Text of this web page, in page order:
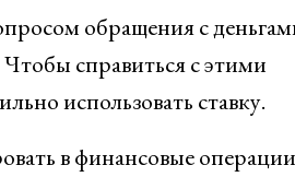
обращения с
справиться с этими
использовать ставку.
в финансовые